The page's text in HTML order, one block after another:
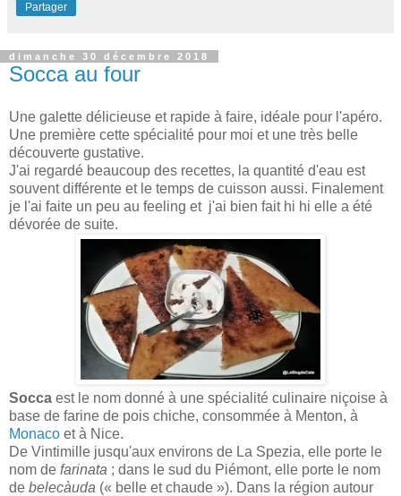
Partager
dimanche 30 décembre 2018
Socca au four
Une galette délicieuse et rapide à faire, idéale pour l'apéro.
Une première cette spécialité pour moi et une très belle
découverte gustative.
J'ai regardé beaucoup des recettes, la quantité d'eau est
souvent différente et le temps de cuisson aussi. Finalement
je l'ai faite un peu au feeling et j'ai bien fait hi hi elle a été
dévorée de suite.
Socca est le nom donné à une spécialité culinaire niçoise à
base de farine de pois chiche, consommée à Menton, à
Monaco et à Nice.
De Vintimille jusqu'aux environs de La Spezia, elle porte le
nom de farinata ; dans le sud du Piémont, elle porte le nom
de belecàuda (« belle et chaude »). Dans la région autour